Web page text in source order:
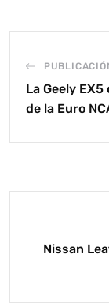
La Geely
de la Euro
Nissan